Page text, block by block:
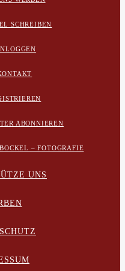
SCHREIBEN
ABONNIEREN
– FOTOGRAFIE
UNS